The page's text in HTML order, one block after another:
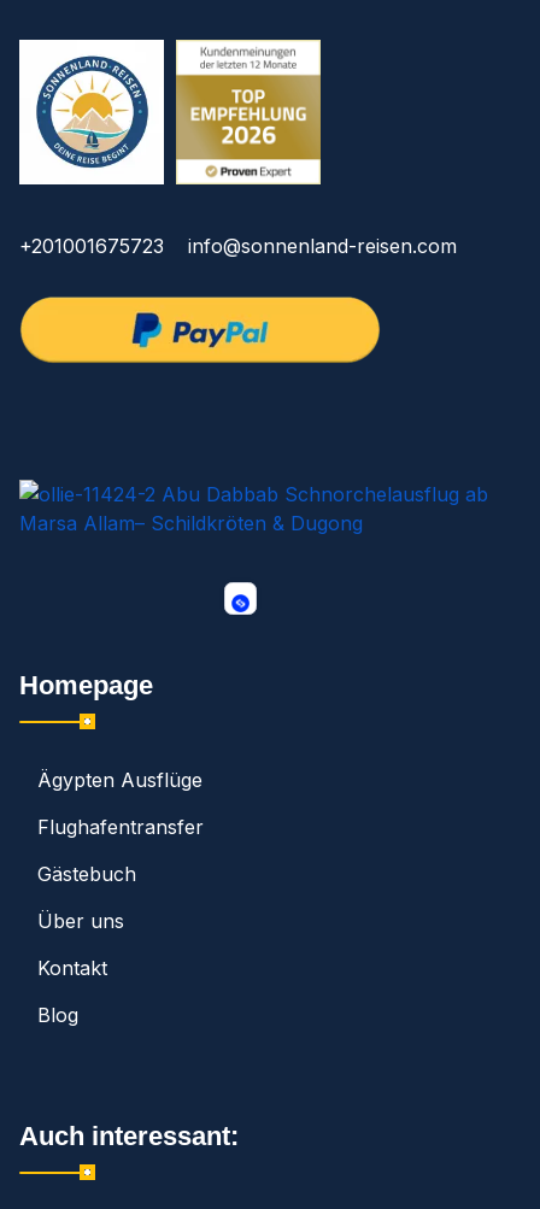
+201001675723 info@sonnenland-reisen.com
Homepage
Ägypten Ausflüge
Flughafentransfer
Gästebuch
Über uns
Kontakt
Blog
Auch interessant: